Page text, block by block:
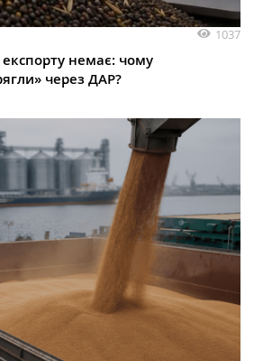
1037
експорту немає: чому
через ДАР?